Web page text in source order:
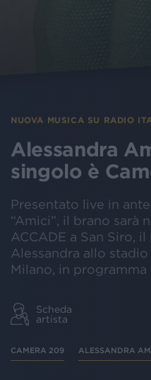
NUOVA MUSICA SU RADIO
Alessandra
singolo è
Presentato live in
“Amici”, il brano sarà
ACCADE a San Siro,
Alessandra allo
Milano, in programma
Scheda
artista
CAMERA 209 ALESSANDRA